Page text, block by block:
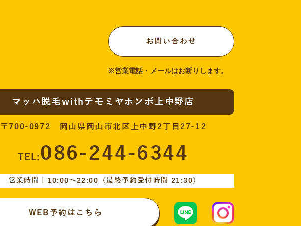
お問い合わせ
マッハ脱毛withテモミヤホンポ上中野店
〒700-0972 岡山県岡山市北区上中野2丁目27-12
TEL: 086-244-6344
営業時間｜10:00〜22:00 （最終予約受付時間 21:30）
WEB予約はこちら